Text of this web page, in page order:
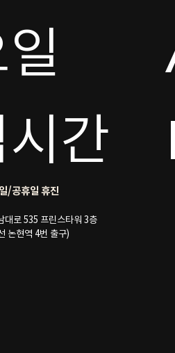
간
/공휴일 휴진
대로 535 프린스타워 3층
논현역 4번 출구)